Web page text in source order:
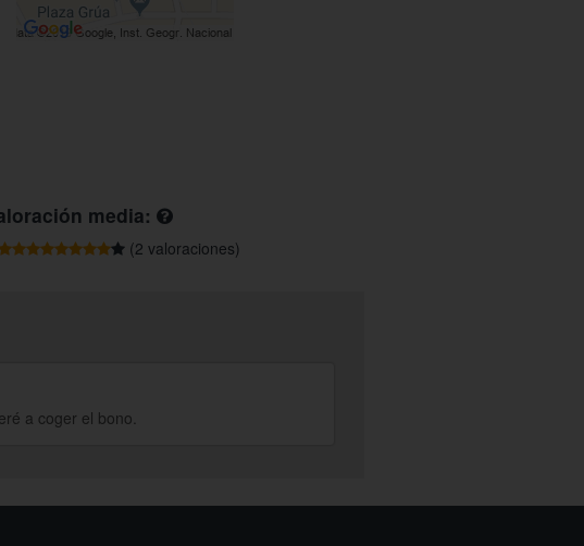
media:
(2 valoraciones)
a coger el bono.